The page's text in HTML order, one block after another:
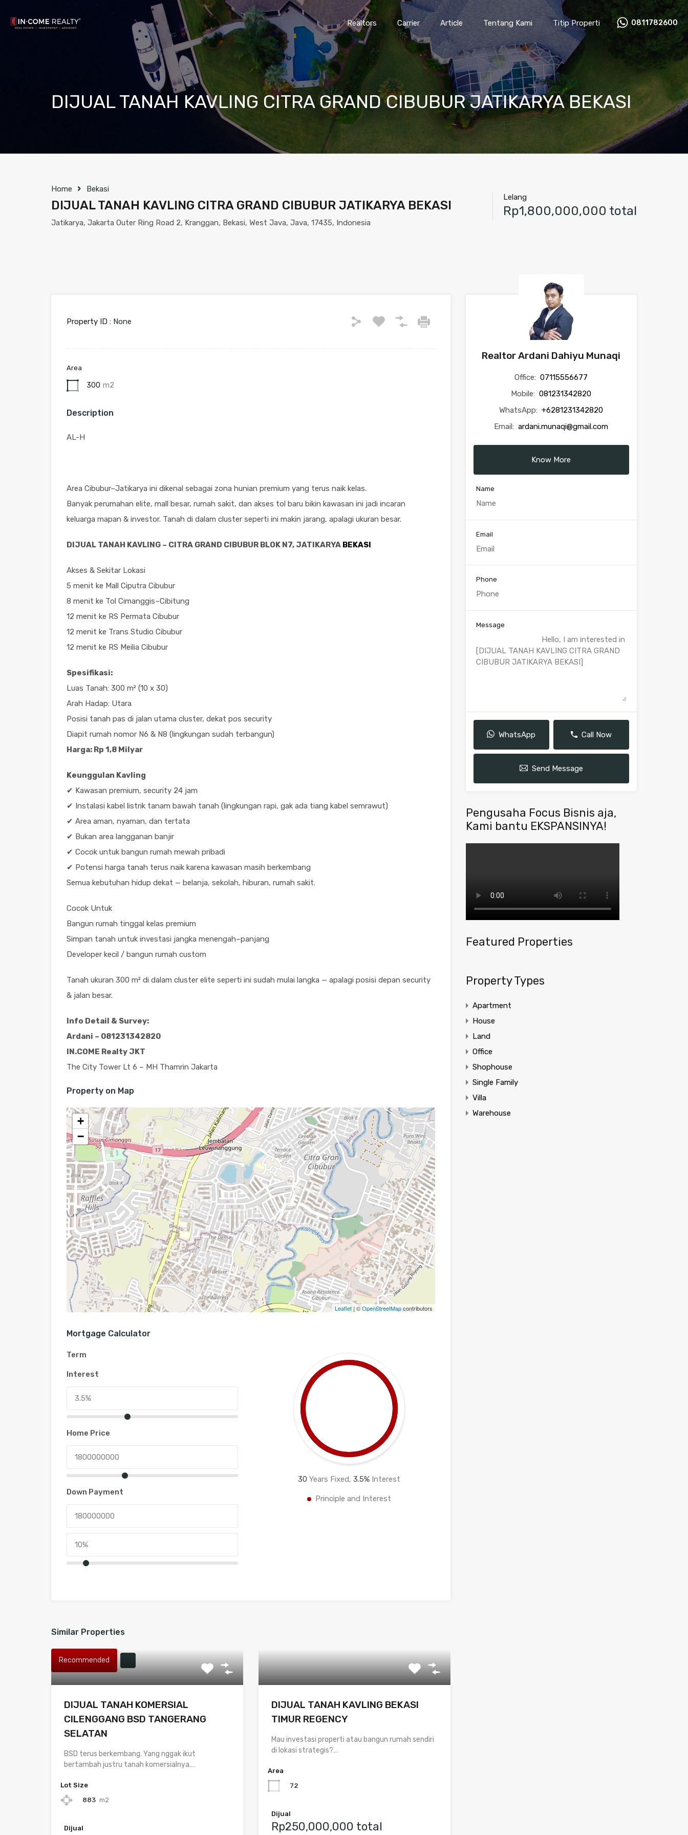
Realtors Carrier Article Tentang Kami Titip Properti
Realtors Carrier Article Tentang Kami Titip Properti 0811782600
DIJUAL TANAH KAVLING CITRA GRAND CIBUBUR JATIKARYA BEKASI
Home Bekasi
DIJUAL TANAH KAVLING CITRA GRAND CIBUBUR JATIKARYA BEKASI
Jatikarya, Jakarta Outer Ring Road 2, Kranggan, Bekasi, West Java, Java, 17435, Indonesia
Lelang
Rp1,800,000,000 total
Property ID : None
Area
300 m2
Description
AL-H
Area Cibubur–Jatikarya ini dikenal sebagai zona hunian premium yang terus naik kelas.
Banyak perumahan elite, mall besar, rumah sakit, dan akses tol baru bikin kawasan ini jadi incaran
keluarga mapan & investor. Tanah di dalam cluster seperti ini makin jarang, apalagi ukuran besar.
DIJUAL TANAH KAVLING – CITRA GRAND CIBUBUR BLOK N7, JATIKARYA BEKASI
Akses & Sekitar Lokasi
5 menit ke Mall Ciputra Cibubur
8 menit ke Tol Cimanggis–Cibitung
12 menit ke RS Permata Cibubur
12 menit ke Trans Studio Cibubur
12 menit ke RS Meilia Cibubur
Spesifikasi:
Luas Tanah: 300 m² (10 x 30)
Arah Hadap: Utara
Posisi tanah pas di jalan utama cluster, dekat pos security
Diapit rumah nomor N6 & N8 (lingkungan sudah terbangun)
Harga: Rp 1,8 Milyar
Keunggulan Kavling
✔ Kawasan premium, security 24 jam
✔ Instalasi kabel listrik tanam bawah tanah (lingkungan rapi, gak ada tiang kabel semrawut)
✔ Area aman, nyaman, dan tertata
✔ Bukan area langganan banjir
✔ Cocok untuk bangun rumah mewah pribadi
✔ Potensi harga tanah terus naik karena kawasan masih berkembang
Semua kebutuhan hidup dekat — belanja, sekolah, hiburan, rumah sakit.
Cocok Untuk
Bangun rumah tinggal kelas premium
Simpan tanah untuk investasi jangka menengah–panjang
Developer kecil / bangun rumah custom
Tanah ukuran 300 m² di dalam cluster elite seperti ini sudah mulai langka — apalagi posisi depan security
& jalan besar.
Info Detail & Survey:
Ardani – 081231342820
IN.COME Realty JKT
The City Tower Lt 6 – MH Thamrin Jakarta
Property on Map
+
−
Leaflet| ©OpenStreetMapcontributors
Mortgage Calculator
Term
Interest
Home Price
Down Payment
30 Years Fixed,3.5% Interest
Principle and Interest
Similar Properties
Recommended
DIJUAL TANAH KOMERSIAL
CILENGGANG BSD TANGERANG
SELATAN
BSD terus berkembang. Yang nggak ikut
bertambah justru tanah komersialnya.…
Lot Size
883 m2
Dijual
DIJUAL TANAH KAVLING BEKASI
TIMUR REGENCY
Mau investasi properti atau bangun rumah sendiri
di lokasi strategis?…
Area
72
Dijual
Rp250,000,000 total
Realtor Ardani Dahiyu Munaqi
Office: 07115556677
Mobile: 081231342820
WhatsApp: +6281231342820
Email: ardani.munaqi@gmail.com
Know More
Name
Email
Phone
Message
WhatsApp Call Now
Send Message
Pengusaha Focus Bisnis aja,
Kami bantu EKSPANSINYA!
Featured Properties
Property Types
Apartment
House
Land
Office
Shophouse
Single Family
Villa
Warehouse